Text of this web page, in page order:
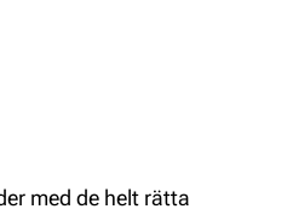
med de helt rätta